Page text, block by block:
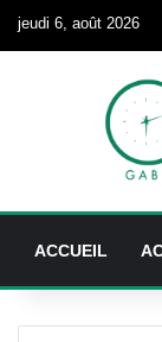
jeudi 6, août 2026
ACCUEIL